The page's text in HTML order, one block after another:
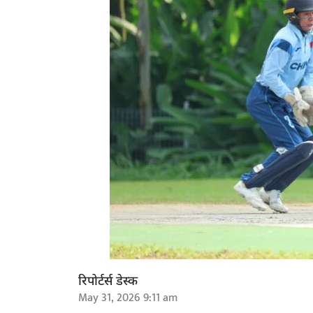
रिपोर्टर्स डेस्क
May 31, 2026 9:11 am